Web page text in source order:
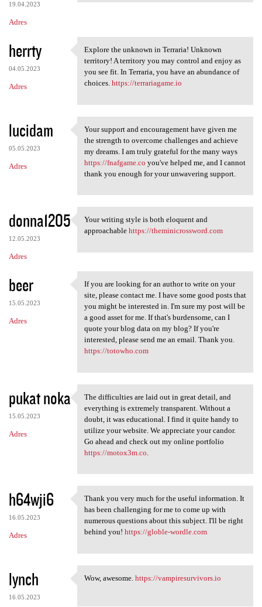
19.04.2023
Adres
herrty
04.05.2023
Adres
Explore the unknown in
Explore the unknown in Terraria! Unknown
territory! A territory you may control and enjoy as
you see fit. In Terraria, you have an abundance of
choices. https://terrariagame.io
lucidam
05.05.2023
Adres
Your support and
Your support and encouragement have given me
the strength to overcome challenges and achieve
my dreams. I am truly grateful for the many ways
https://fnafgame.co you've helped me, and I cannot
thank you enough for your unwavering support.
donna1205
12.05.2023
Adres
Your writing style is both
Your writing style is both eloquent and
approachable https://theminicrossword.com
beer
15.05.2023
Adres
If you are looking for an
If you are looking for an author to write on your
site, please contact me. I have some good posts that
you might be interested in. I'm sure my post will be
a good asset for me. If that's burdensome, can I
quote your blog data on my blog? If you're
interested, please send me an email. Thank you.
https://totowho.com
pukat noka
15.05.2023
Adres
The difficulties are laid out
The difficulties are laid out in great detail, and
everything is extremely transparent. Without a
doubt, it was educational. I find it quite handy to
utilize your website. We appreciate your candor.
Go ahead and check out my online portfolio
https://motox3m.co
h64wji6
16.05.2023
Adres
Thank you very much for the
Thank you very much for the useful information. It
has been challenging for me to come up with
numerous questions about this subject. I'll be right
behind you! https://globle-wordle.com
lynch
16.05.2023
Wow, awesome. https:/
Wow, awesome. https://vampiresurvivors.io